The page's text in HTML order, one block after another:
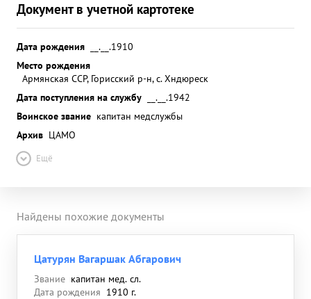
Документ в учетной картотеке
Дата рождения
__.__.1910
Место рождения
Армянская ССР, Горисский р-н, с. Хндюреск
Дата поступления на службу
__.__.1942
Воинское звание капитан медслужбы
Архив ЦАМО
Ещё
Найдены похожие документы
Цатурян Вагаршак Абгарович
Звание капитан мед. сл.
Дата рождения 1910 г.